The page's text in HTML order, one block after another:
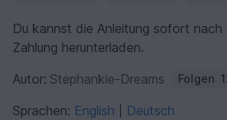
Du kannst die Anleitung sofort nach
Zahlung herunterladen.
Autor: Stephankie-Dreams Folgen
Sprachen: English
Deutsch